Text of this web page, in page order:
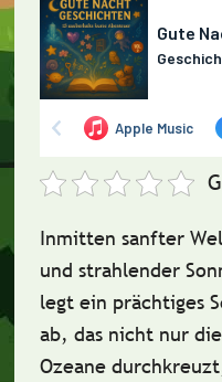
Inmitten sanfter
und strahlender
legt ein prächtiges
ab, das nicht nur die
Ozeane